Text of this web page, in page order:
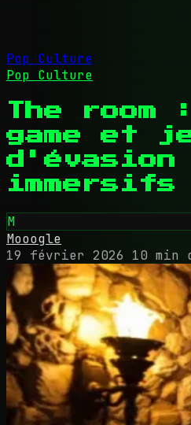
Pop Culture
Pop Culture
The room
game et
d'évasion
immersifs
M
Mooogle
19 février 2026
10 min